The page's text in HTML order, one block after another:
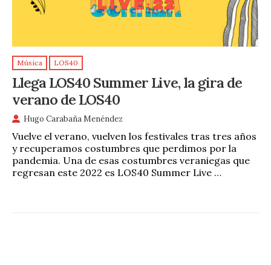
Música LOS40
Llega LOS40 Summer Live, la gira de
verano de LOS40
Hugo Carabaña Menéndez
Vuelve el verano, vuelven los festivales tras tres años
y recuperamos costumbres que perdimos por la
pandemia. Una de esas costumbres veraniegas que
regresan este 2022 es LOS40 Summer Live …